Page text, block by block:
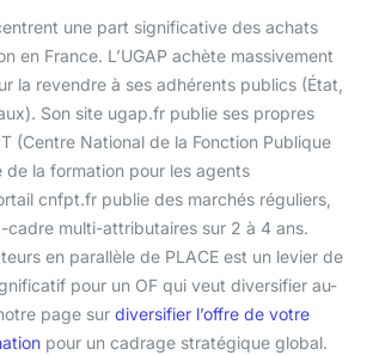
une part significative des achats
en France. L’UGAP achète massivement
la revendre à ses adhérents publics (État,
Son site ugap.fr publie ses propres
(Centre National de la Fonction Publique
de la formation pour les agents
cnfpt.fr publie des marchés réguliers,
cadre multi-attributaires sur 2 à 4 ans.
en parallèle de PLACE est un levier de
pour un OF qui veut diversifier au-
page sur diversifier l’offre de votre
pour un cadrage stratégique global.